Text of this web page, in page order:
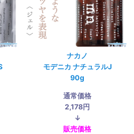
ナカノ
モデニカ ナチュラルJ
90g
通常価格
2,178円
↓
販売価格